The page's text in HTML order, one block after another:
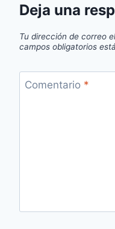
Deja una
Tu dirección de correo
campos obligatorios
Comentario *